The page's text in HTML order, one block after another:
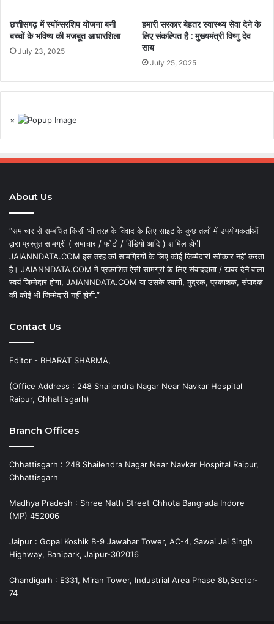
छत्तीसगढ़ में स्पॉन्सरशिप योजना बनी
बच्चों के भविष्य की मजबूत आधारशिला
July 23, 2025
हमारी सरकार बेहतर स्वास्थ्य सेवा देने के
लिए संकल्पित है : मुख्यमंत्री विष्णु देव
साय
July 25, 2025
×
About Us
“समाचार से सम्बंधित किसी भी तरह के विवाद के लिए साइट के कुछ तत्वों में उपयोगकर्ताओं
द्वारा प्रस्तुत सामग्री ( समाचार / फोटो / विडियो आदि ) शामिल होगी
JAIANNDATA.COM इस तरह की सामग्रियों के लिए कोई जिम्मेदारी स्वीकार नहीं करता
है। JAIANNDATA.COM में प्रकाशित ऐसी सामग्री के लिए संवाददाता / खबर देने वाला
स्वयं जिम्मेदार होगा, JAIANNDATA.COM या उसके स्वामी, मुद्रक, प्रकाशक, संपादक
की कोई भी जिम्मेदारी नहीं होगी.”
Contact Us
Editor - BHARAT SHARMA,
(Office Address : 248 Shailendra Nagar Near Navkar Hospital
Raipur, Chhattisgarh)
Branch Offices
Chhattisgarh : 248 Shailendra Nagar Near Navkar Hospital Raipur,
Chhattisgarh
Madhya Pradesh : Shree Nath Street Chhota Bangrada Indore
(MP) 452006
Jaipur : Gopal Koshik B-9 Jawahar Tower, AC-4, Sawai Jai Singh
Highway, Banipark, Jaipur-302016
Chandigarh : E331, Miran Tower, Industrial Area Phase 8b,Sector-
74